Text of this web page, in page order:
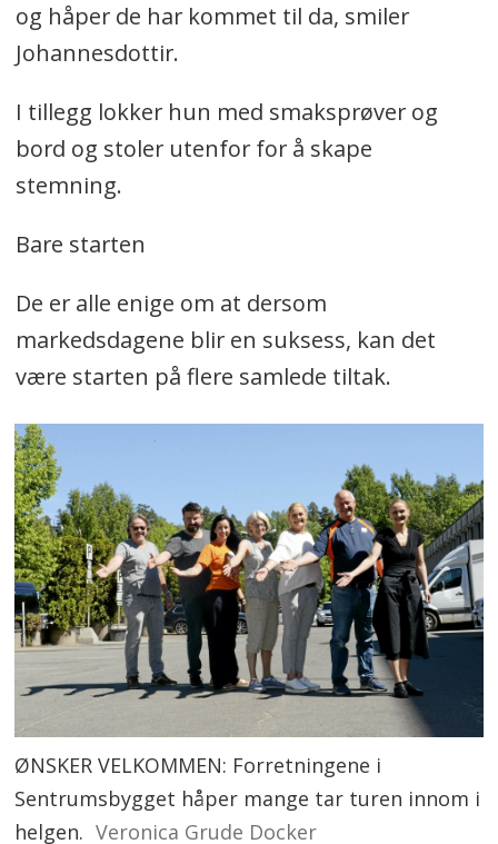
og håper de har kommet til da, smiler
Johannesdottir.
I tillegg lokker hun med smaksprøver og
bord og stoler utenfor for å skape
stemning.
Bare starten
De er alle enige om at dersom
markedsdagene blir en suksess, kan det
være starten på flere samlede tiltak.
ØNSKER VELKOMMEN: Forretningene i
Sentrumsbygget håper mange tar turen innom i
helgen. Veronica Grude Docker